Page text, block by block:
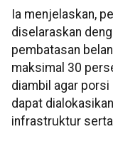
Ia menjelaskan,
diselaraskan
pembatasan
maksimal 30
diambil agar porsi
dapat
infrastruktur